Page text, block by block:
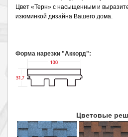
Цвет «Терн» с насыщенным и
изюминкой дизайна Вашего дома.
Форма нарезки "Аккорд":
Цветовые